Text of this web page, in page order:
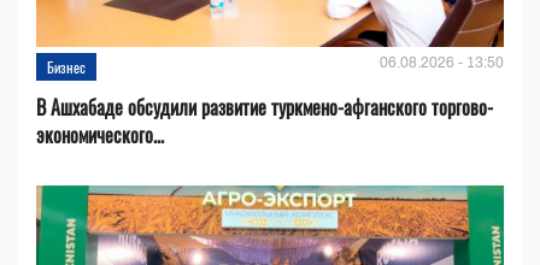
Бизнес 06.08.2026 - 13:50
В Ашхабаде обсудили развитие туркмено-афганского торгово-
экономического...